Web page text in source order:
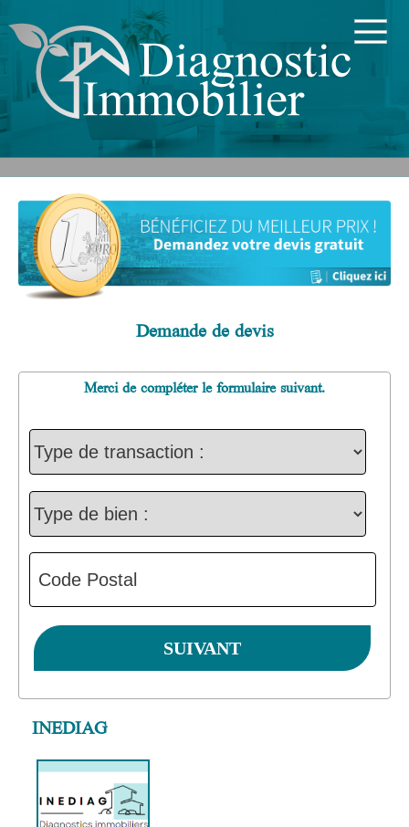
Demande de devis
Merci de compléter le formulaire suivant.
INEDIAG